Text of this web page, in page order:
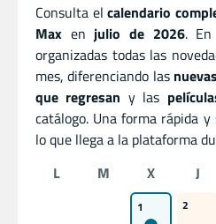
Consulta elcalendario
Max en julio de 2026. En
organizadas todas las
mes, diferenciando las
que regresan y las
catálogo. Una forma rápida
lo que llega a la plataforma
L
M X J
1 2